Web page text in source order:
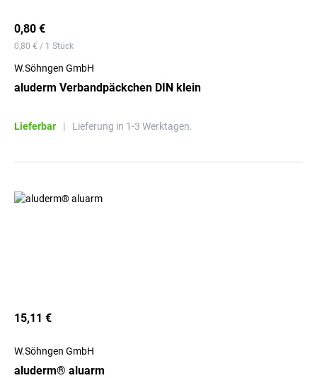
0,80 €
0,80 € / 1 Stück
W.Söhngen GmbH
aluderm Verbandpäckchen DIN klein
Lieferbar | Lieferung in 1-3 Werktagen.
15,11 €
W.Söhngen GmbH
aluderm® aluarm